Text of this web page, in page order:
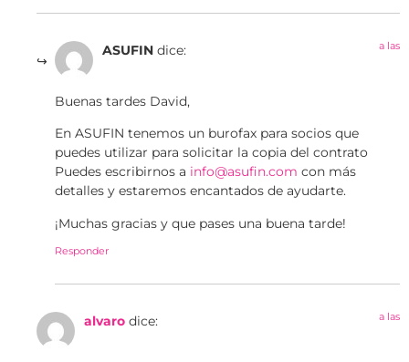
ASUFIN dice: a las
Buenas tardes David,
En ASUFIN tenemos un burofax para socios que
puedes utilizar para solicitar la copia del contrato
Puedes escribirnos a info@asufin.com con más
detalles y estaremos encantados de ayudarte.
¡Muchas gracias y que pases una buena tarde!
Responder
alvaro dice: a las